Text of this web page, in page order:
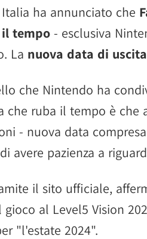
ha annunciato che
tempo - esclusiva
La nuova data di uscita
che Nintendo ha
che ruba il tempo è
- nuova data
avere pazienza a
il sito ufficiale,
gioco al Level5 Vision
"l'estate 2024".